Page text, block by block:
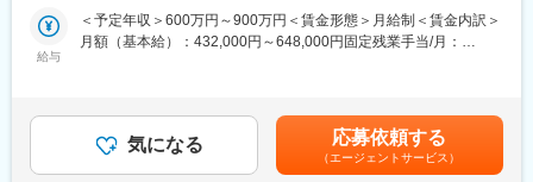
・平均残業時間20H以内
・年間休日123日
変更の範囲：会社の定める業務
業務支援システム「AiCAN」は、現場で実際に児童相談業務に携
わってきた専門家の知見と、AI・データ活用を融合したプロダク
フラの構築を目指しています。
給与
＜予定年収＞600万円～900万円＜賃金形態＞月給制＜賃金内訳＞
月額（基本給）：432,000円～648,000円固定残業手当/月：
賃金はあくまでも目安の金額であり、選考を通じて上下する可能
性があります。賃金はあくまでも目安の金額であり、選考を通じ
て上下する可能性があります。月給(月額)は固定手当を含めた表記
気になる 応募依頼する
（エージェントサービス）